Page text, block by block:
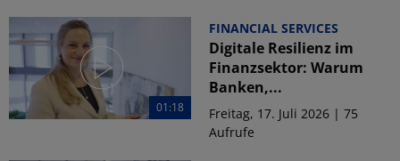
01:18
FINANCIAL SERVICES
Digitale Resilienz im
Finanzsektor: Warum
Banken,...
Freitag, 17. Juli 2026 | 75
Aufrufe